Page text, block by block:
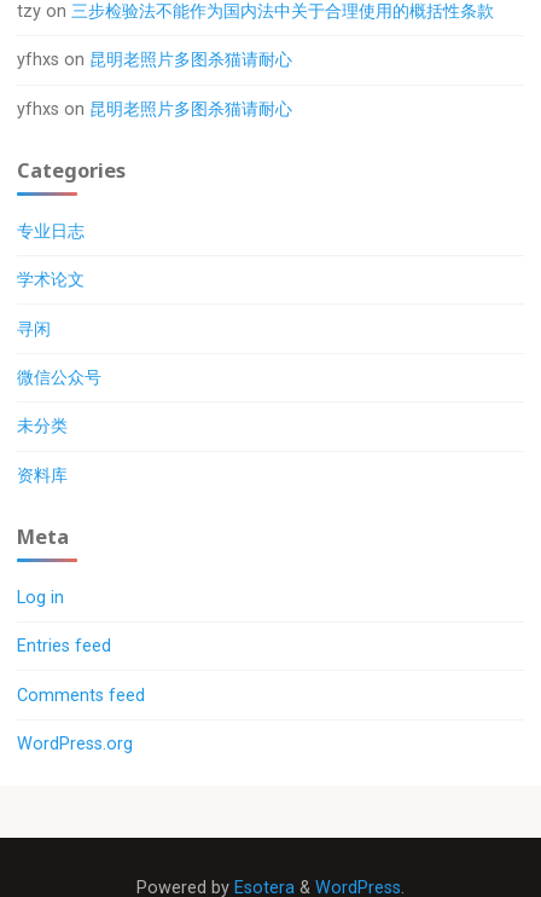
tzy on三步检验法不能作为国内法中关于合理使用的概括性条款
yfhxs on 昆明老照片多图杀猫请耐心
yfhxs on 昆明老照片多图杀猫请耐心
Categories
专业日志
学术论文
寻闲
微信公众号
未分类
资料库
Meta
Log in
Entries feed
Comments feed
WordPress.org
Powered by Esotera & WordPress.